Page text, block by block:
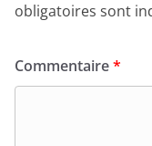
obligatoires sont
Commentaire*